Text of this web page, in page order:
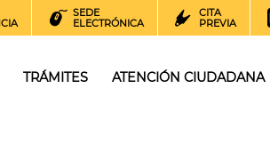
SEDE
ELECTRÓNICA
CITA
PREVIA
TRÁMITES ATENCIÓN CIUDADANA